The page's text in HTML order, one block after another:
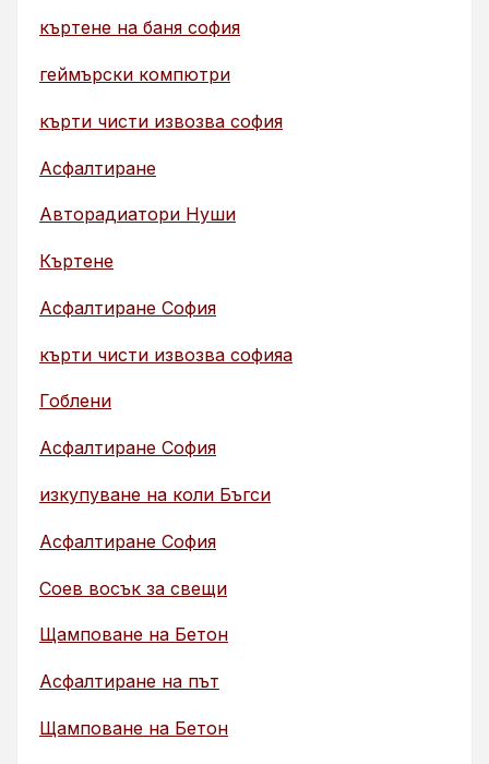
къртене на баня софия
геймърски компютри
кърти чисти извозва софия
Асфалтиране
Авторадиатори Нуши
Къртене
Асфалтиране София
кърти чисти извозва софияа
Гоблени
Асфалтиране София
изкупуване на коли Бъгси
Асфалтиране София
Соев восък за свещи
Щамповане на Бетон
Асфалтиране на път
Щамповане на Бетон